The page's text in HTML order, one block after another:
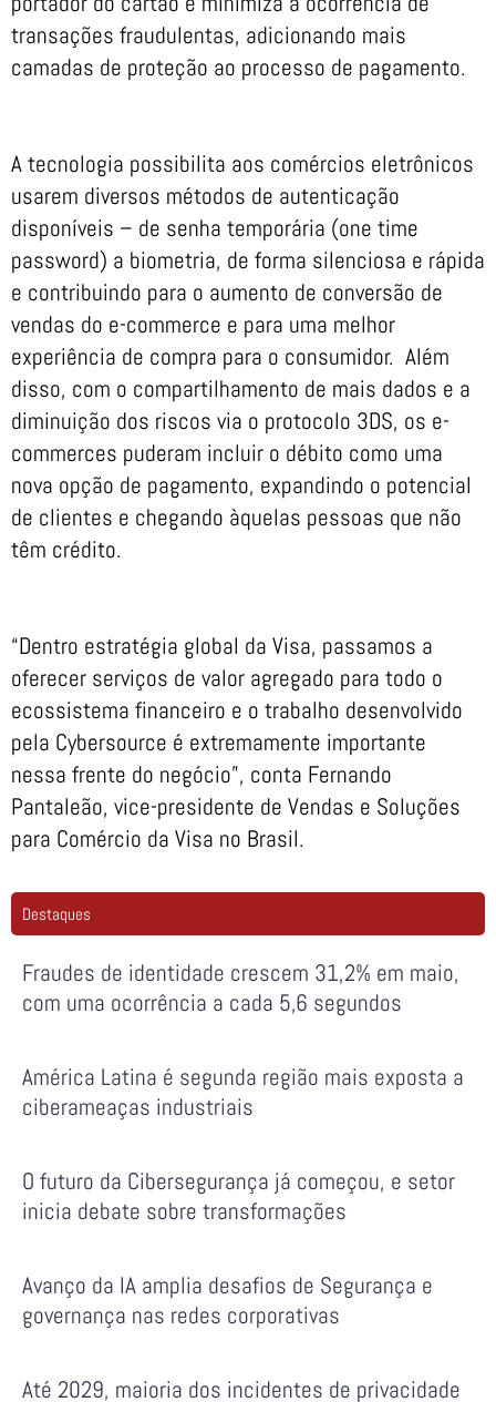
transações fraudulentas, adicionando mais
camadas de proteção ao processo de pagamento.
A tecnologia possibilita aos comércios eletrônicos
usarem diversos métodos de autenticação
disponíveis – de senha temporária (one time
password) a biometria, de forma silenciosa e rápida
e contribuindo para o aumento de conversão de
vendas do e-commerce e para uma melhor
experiência de compra para o consumidor. Além
disso, com o compartilhamento de mais dados e a
diminuição dos riscos via o protocolo 3DS, os e-
commerces puderam incluir o débito como uma
nova opção de pagamento, expandindo o potencial
de clientes e chegando àquelas pessoas que não
têm crédito.
“Dentro estratégia global da Visa, passamos a
oferecer serviços de valor agregado para todo o
ecossistema financeiro e o trabalho desenvolvido
pela Cybersource é extremamente importante
nessa frente do negócio”, conta Fernando
Pantaleão, vice-presidente de Vendas e Soluções
para Comércio da Visa no Brasil.
Destaques
Fraudes de identidade crescem 31,2% em maio,
com uma ocorrência a cada 5,6 segundos
América Latina é segunda região mais exposta a
ciberameaças industriais
O futuro da Cibersegurança já começou, e setor
inicia debate sobre transformações
Avanço da IA amplia desafios de Segurança e
governança nas redes corporativas
Até 2029, maioria dos incidentes de privacidade